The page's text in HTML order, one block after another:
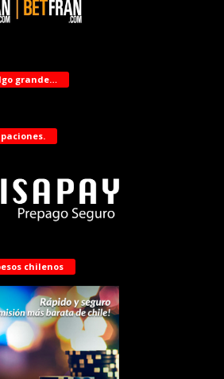
grande…
chilenos